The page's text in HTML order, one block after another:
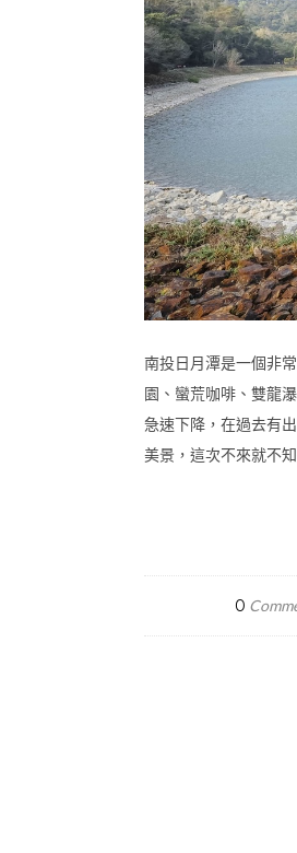
南投日月潭是一個非
園、蠻荒咖啡、雙龍
急速下降，在過去有
美景，這次不來就不
0